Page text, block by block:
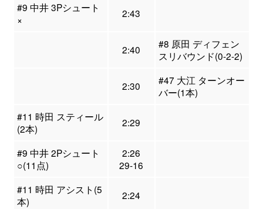
#9 中井 3Pシュート
×
2:43
2:40
#8 原田 ディフェン
スリバウンド(0-2-2)
2:30
#47 大江 ターンオー
バー(1本)
#11 時田 スティール
(2本)
2:29
#9 中井 2Pシュート
○(11点)
2:26
29-16
#11 時田 アシスト(5
本)
2:24